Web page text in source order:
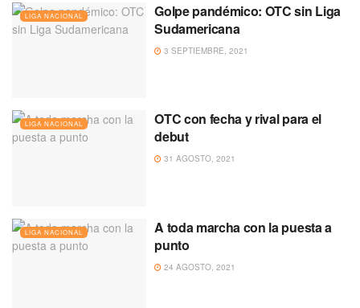
LIGA NACIONAL
Golpe pandémico: OTC sin Liga
Sudamericana
3 SEPTIEMBRE, 2021
LIGA NACIONAL
OTC con fecha y rival para el
debut
31 AGOSTO, 2021
LIGA NACIONAL
A toda marcha con la puesta a
punto
24 AGOSTO, 2021